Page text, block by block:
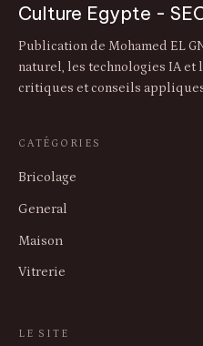
Culture Egypte -
Publication de Mohamed EL
naturel, les technologies IA et
critiques et conseils
CATÉGORIES
Bricolage
General
Maison
Vitrerie
LE SITE